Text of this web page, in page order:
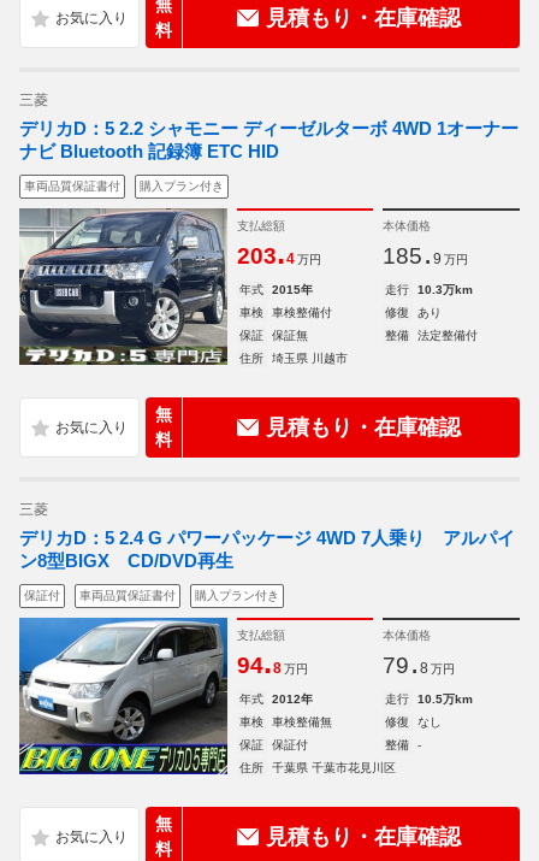
無
料
見積もり・在庫確認
三菱
デリカD：5 2.2 シャモニー ディーゼルターボ 4WD 1オーナー
ナビ Bluetooth 記録簿 ETC HID
車両品質保証書付 購入プラン付き
支払総額
203.4 万円
本体価格
185. 9 万円
年式 2015年 走行
10.3万km
車検
車検整備付 修復
あり
保証
保証無 整備
法定整備付
住所
埼玉県 川越市
無
料
見積もり・在庫確認
三菱
デリカD：5 2.4 G パワーパッケージ 4WD 7人乗り アルパイ
ン8型BIGX CD/DVD再生
保証付 車両品質保証書付 購入プラン付き
支払総額
94.8 万円
本体価格
79. 8 万円
年式 2012年 走行
10.5万km
車検
車検整備無 修復
なし
保証
保証付 整備
-
住所
千葉県 千葉市花見川区
無
料
見積もり・在庫確認